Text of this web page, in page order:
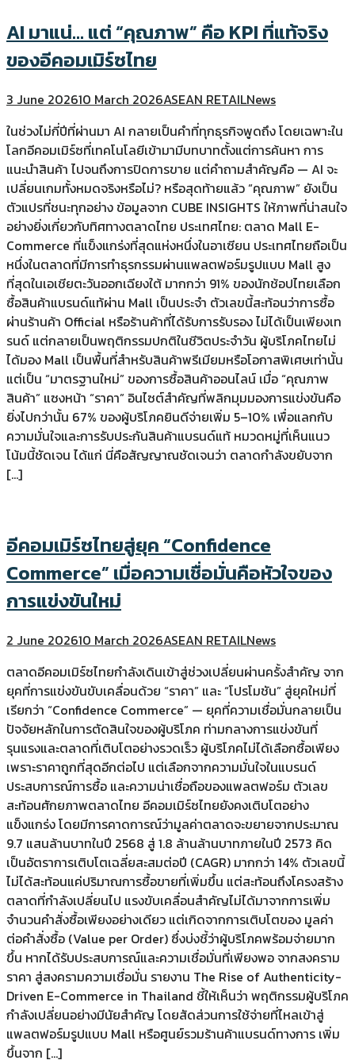
AI มาแน่… แต่ “คุณภาพ” คือ KPI ที่แท้จริง
ของอีคอมเมิร์ซไทย
3 June 202610 March 2026ASEAN RETAILNews
ในช่วงไม่กี่ปีที่ผ่านมา AI กลายเป็นคำที่ทุกธุรกิจพูดถึง โดยเฉพาะใน
โลกอีคอมเมิร์ซที่เทคโนโลยีเข้ามามีบทบาทตั้งแต่การค้นหา การ
แนะนำสินค้า ไปจนถึงการปิดการขาย แต่คำถามสำคัญคือ — AI จะ
เปลี่ยนเกมทั้งหมดจริงหรือไม่? หรือสุดท้ายแล้ว “คุณภาพ” ยังเป็น
ตัวแปรที่ชนะทุกอย่าง ข้อมูลจาก CUBE INSIGHTS ให้ภาพที่น่าสนใจ
อย่างยิ่งเกี่ยวกับทิศทางตลาดไทย ประเทศไทย: ตลาด Mall E-
Commerce ที่แข็งแกร่งที่สุดแห่งหนึ่งในอาเซียน ประเทศไทยถือเป็น
หนึ่งในตลาดที่มีการทำธุรกรรมผ่านแพลตฟอร์มรูปแบบ Mall สูง
ที่สุดในเอเชียตะวันออกเฉียงใต้ มากกว่า 91% ของนักช้อปไทยเลือก
ซื้อสินค้าแบรนด์แท้ผ่าน Mall เป็นประจำ ตัวเลขนี้สะท้อนว่าการซื้อ
ผ่านร้านค้า Official หรือร้านค้าที่ได้รับการรับรอง ไม่ได้เป็นเพียงเท
รนด์ แต่กลายเป็นพฤติกรรมปกติในชีวิตประจำวัน ผู้บริโภคไทยไม่
ได้มอง Mall เป็นพื้นที่สำหรับสินค้าพรีเมียมหรือโอกาสพิเศษเท่านั้น
แต่เป็น “มาตรฐานใหม่” ของการซื้อสินค้าออนไลน์ เมื่อ “คุณภาพ
สินค้า” แซงหน้า “ราคา” อินไซต์สำคัญที่พลิกมุมมองการแข่งขันคือ
ยิ่งไปกว่านั้น 67% ของผู้บริโภคยินดีจ่ายเพิ่ม 5–10% เพื่อแลกกับ
ความมั่นใจและการรับประกันสินค้าแบรนด์แท้ หมวดหมู่ที่เห็นแนว
โน้มนี้ชัดเจน ได้แก่ นี่คือสัญญาณชัดเจนว่า ตลาดกำลังขยับจาก
[…]
อีคอมเมิร์ซไทยสู่ยุค “Confidence
Commerce” เมื่อความเชื่อมั่นคือหัวใจของ
การแข่งขันใหม่
2 June 202610 March 2026ASEAN RETAILNews
ตลาดอีคอมเมิร์ซไทยกำลังเดินเข้าสู่ช่วงเปลี่ยนผ่านครั้งสำคัญ จาก
ยุคที่การแข่งขันขับเคลื่อนด้วย “ราคา” และ “โปรโมชัน” สู่ยุคใหม่ที่
เรียกว่า “Confidence Commerce” — ยุคที่ความเชื่อมั่นกลายเป็น
ปัจจัยหลักในการตัดสินใจของผู้บริโภค ท่ามกลางการแข่งขันที่
รุนแรงและตลาดที่เติบโตอย่างรวดเร็ว ผู้บริโภคไม่ได้เลือกซื้อเพียง
เพราะราคาถูกที่สุดอีกต่อไป แต่เลือกจากความมั่นใจในแบรนด์
ประสบการณ์การซื้อ และความน่าเชื่อถือของแพลตฟอร์ม ตัวเลข
สะท้อนศักยภาพตลาดไทย อีคอมเมิร์ซไทยยังคงเติบโตอย่าง
แข็งแกร่ง โดยมีการคาดการณ์ว่ามูลค่าตลาดจะขยายจากประมาณ
9.7 แสนล้านบาทในปี 2568 สู่ 1.8 ล้านล้านบาทภายในปี 2573 คิด
เป็นอัตราการเติบโตเฉลี่ยสะสมต่อปี (CAGR) มากกว่า 14% ตัวเลขนี้
ไม่ได้สะท้อนแค่ปริมาณการซื้อขายที่เพิ่มขึ้น แต่สะท้อนถึงโครงสร้าง
ตลาดที่กำลังเปลี่ยนไป แรงขับเคลื่อนสำคัญไม่ได้มาจากการเพิ่ม
จำนวนคำสั่งซื้อเพียงอย่างเดียว แต่เกิดจากการเติบโตของ มูลค่า
ต่อคำสั่งซื้อ (Value per Order) ซึ่งบ่งชี้ว่าผู้บริโภคพร้อมจ่ายมาก
ขึ้น หากได้รับประสบการณ์และความเชื่อมั่นที่เพียงพอ จากสงคราม
ราคา สู่สงครามความเชื่อมั่น รายงาน The Rise of Authenticity-
Driven E-Commerce in Thailand ชี้ให้เห็นว่า พฤติกรรมผู้บริโภค
กำลังเปลี่ยนอย่างมีนัยสำคัญ โดยสัดส่วนการใช้จ่ายที่ไหลเข้าสู่
แพลตฟอร์มรูปแบบ Mall หรือศูนย์รวมร้านค้าแบรนด์ทางการ เพิ่ม
ขึ้นจาก […]